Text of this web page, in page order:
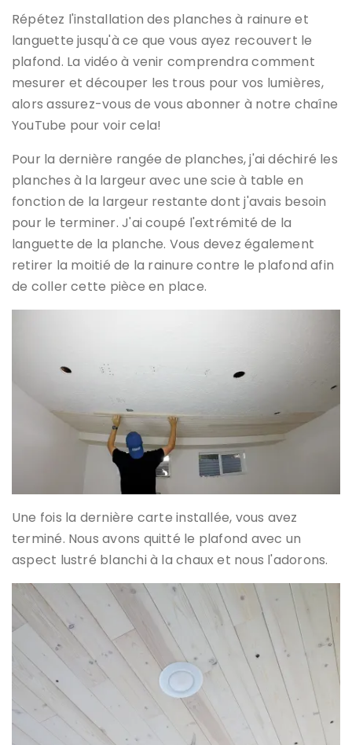
Répétez l'installation des planches à rainure et
languette jusqu'à ce que vous ayez recouvert le
plafond. La vidéo à venir comprendra comment
mesurer et découper les trous pour vos lumières,
alors assurez-vous de vous abonner à notre chaîne
YouTube pour voir cela!
Pour la dernière rangée de planches, j'ai déchiré les
planches à la largeur avec une scie à table en
fonction de la largeur restante dont j'avais besoin
pour le terminer. J'ai coupé l'extrémité de la
languette de la planche. Vous devez également
retirer la moitié de la rainure contre le plafond afin
de coller cette pièce en place.
Une fois la dernière carte installée, vous avez
terminé. Nous avons quitté le plafond avec un
aspect lustré blanchi à la chaux et nous l'adorons.